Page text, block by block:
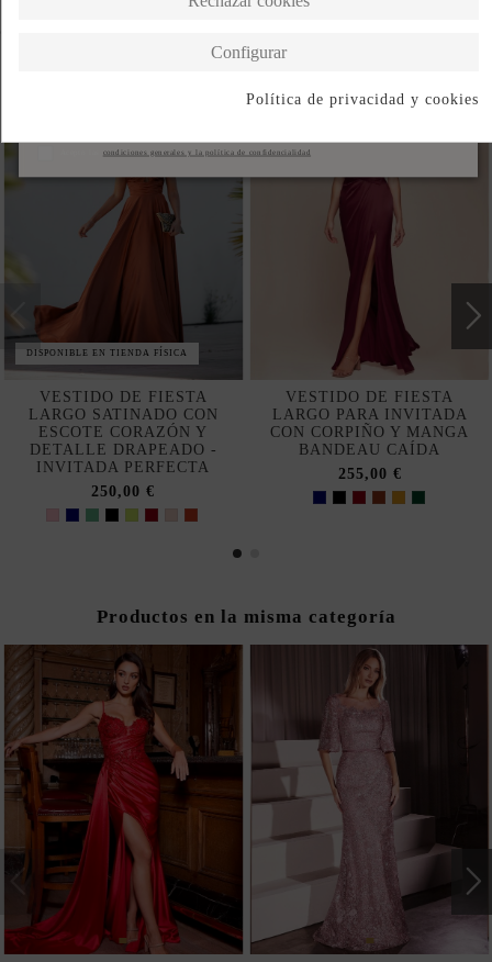
DISPONIBLE EN TIENDA FÍSICA
VESTIDO DE FIESTA
LARGO SATINADO CON
ESCOTE CORAZÓN Y
DETALLE DRAPEADO -
INVITADA PERFECTA
250,00 €
VESTIDO DE FIESTA
LARGO PARA INVITADA
CON CORPIÑO Y MANGA
BANDEAU CAÍDA
255,00 €
Productos en la misma categoría
condiciones generales y la política de confidencialidad
Configurar
Política de privacidad y cookies